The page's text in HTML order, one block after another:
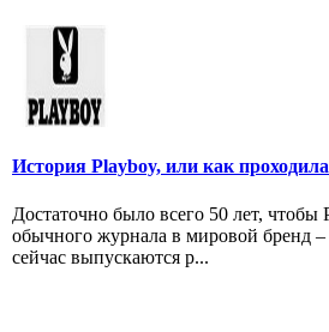
История Playboy, или как
Достаточно было всего 50 лет, чтобы
обычного журнала в мировой бренд
сейчас выпускаются р...